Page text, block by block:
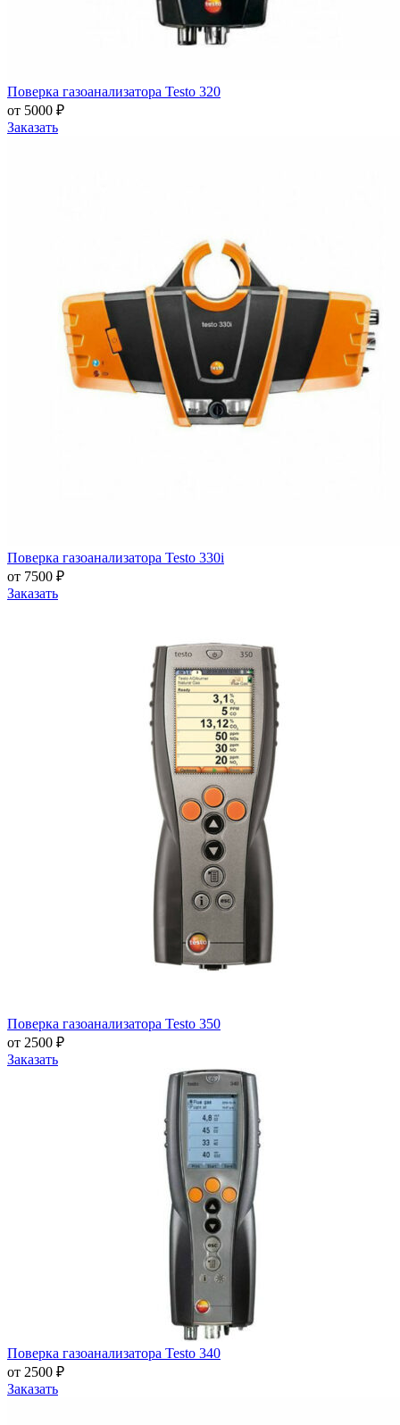
Поверка газоанализатора Testo 320
от 5000 ₽
Заказать
Поверка газоанализатора Testo 330i
от 7500 ₽
Заказать
Поверка газоанализатора Testo 350
от 2500 ₽
Заказать
Поверка газоанализатора Testo 340
от 2500 ₽
Заказать